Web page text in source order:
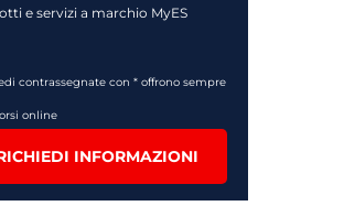
e servizi a marchio MyES
contrassegnate con * offrono sempre
online
INFORMAZIONI